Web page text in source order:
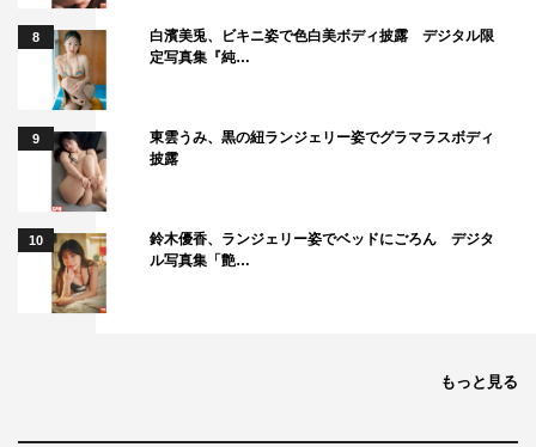
8
白濱美兎、ビキニ姿で色白美ボディ披露 デジタル限
定写真集『純…
9
東雲うみ、黒の紐ランジェリー姿でグラマラスボディ
披露
10
鈴木優香、ランジェリー姿でベッドにごろん デジタ
ル写真集「艶…
もっと見る